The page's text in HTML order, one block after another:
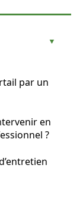
par un
en
?